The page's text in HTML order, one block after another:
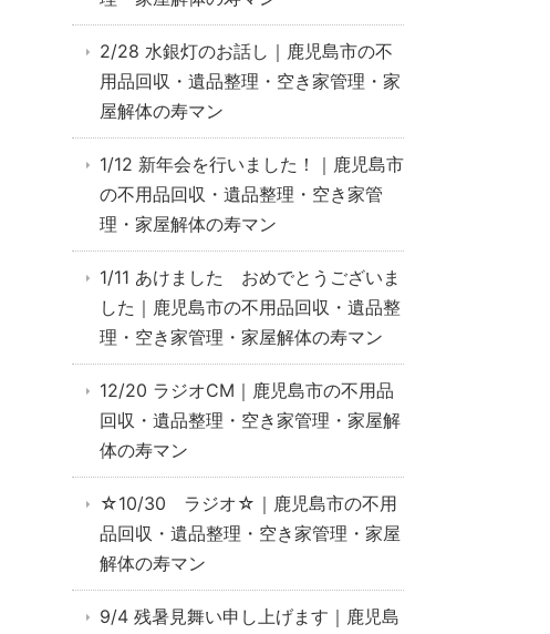
2/28 水銀灯のお話し｜鹿児島市の不
用品回収・遺品整理・空き家管理・家
屋解体の寿マン
1/12 新年会を行いました！｜鹿児島市
の不用品回収・遺品整理・空き家管
理・家屋解体の寿マン
1/11 あけました おめでとうございま
した｜鹿児島市の不用品回収・遺品整
理・空き家管理・家屋解体の寿マン
12/20 ラジオCM｜鹿児島市の不用品
回収・遺品整理・空き家管理・家屋解
体の寿マン
☆10/30 ラジオ☆｜鹿児島市の不用
品回収・遺品整理・空き家管理・家屋
解体の寿マン
9/4 残暑見舞い申し上げます｜鹿児島